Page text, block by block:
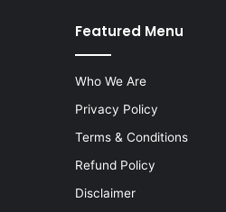
Featured Menu
Who We Are
Privacy Policy
Terms & Conditions
Refund Policy
Disclaimer